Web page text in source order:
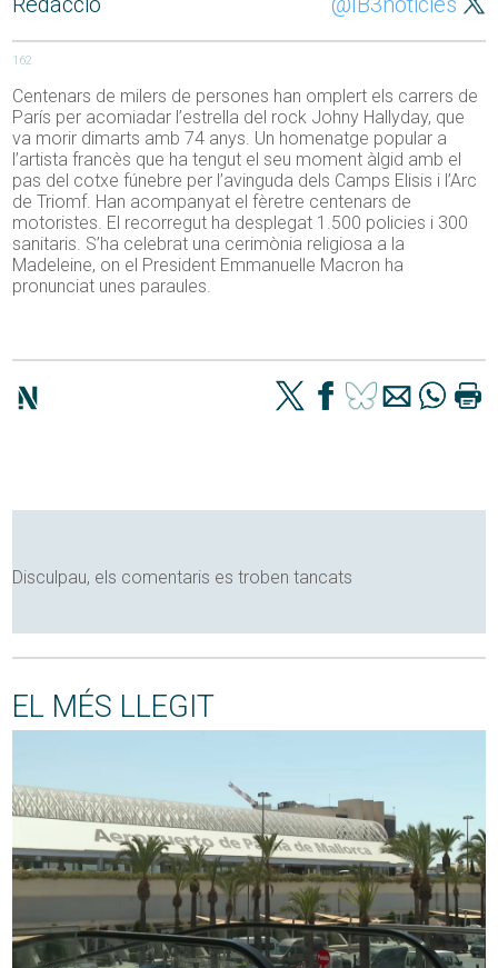
162
Centenars de milers de persones han omplert els carrers de
París per acomiadar l’estrella del rock Johny Hallyday, que
va morir dimarts amb 74 anys. Un homenatge popular a
l’artista francès que ha tengut el seu moment àlgid amb el
pas del cotxe fúnebre per l’avinguda dels Camps Elisis i l’Arc
de Triomf. Han acompanyat el fèretre centenars de
motoristes. El recorregut ha desplegat 1.500 policies i 300
sanitaris. S’ha celebrat una cerimònia religiosa a la
Madeleine, on el President Emmanuelle Macron ha
pronunciat unes paraules.
Disculpau, els comentaris es troben tancats
EL MÉS LLEGIT